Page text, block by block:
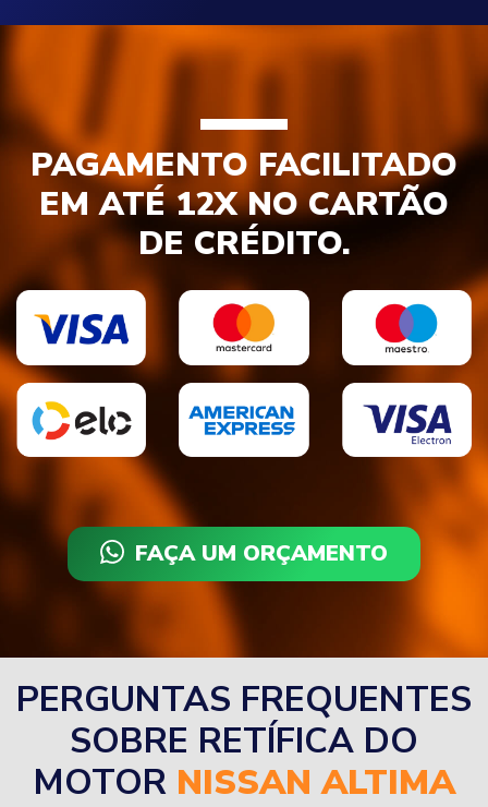
PAGAMENTO FACILITADO
EM ATÉ 12X NO CARTÃO
DE CRÉDITO.
FAÇA UM ORÇAMENTO
PERGUNTAS FREQUENTES
SOBRE RETÍFICA DO
MOTOR NISSAN ALTIMA